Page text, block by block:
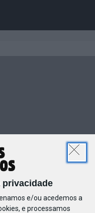
privacidade
e/ou acedemos a
e processamos